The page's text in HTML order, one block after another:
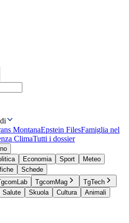
MontanaEpstein FilesFamiglia nel
ClimaTutti i dossier
Economia Sport
Meteo
Schede
TgcomMag
TgTech
Salute Skuola Cultura
Animali